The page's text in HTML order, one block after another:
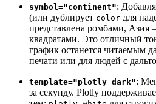
symbol="continent":
(или дублирует color для
представлена ромбами,
квадратами. Это отличный
график останется читаемым
печати или для людей с
template="plotly_dark":
за секунду. Plotly